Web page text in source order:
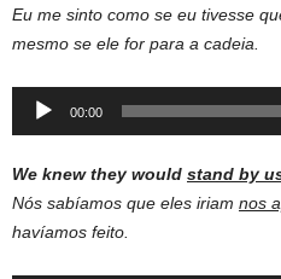
Eu me sinto como se eu tivesse
mesmo se ele for para a cadeia.
Audio
00:00
We knewthey would stand by
Nós sabíamos que eles iriam nos
havíamos feito.